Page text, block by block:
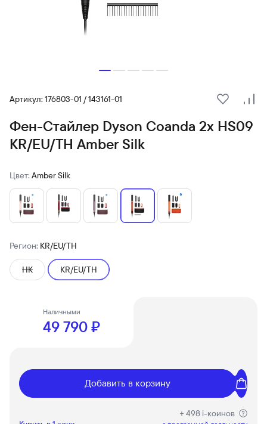
Артикул: 176803-01 / 143161-01
В
Фен-Стайлер Dyson Coanda 2x HS09
KR/EU/TH Amber Silk
Цвет: Amber Silk
Регион: KR/EU/TH
HK KR/EU/TH
Наличными
49 790 ₽
Добавить в корзину
+ 498 i-коинов